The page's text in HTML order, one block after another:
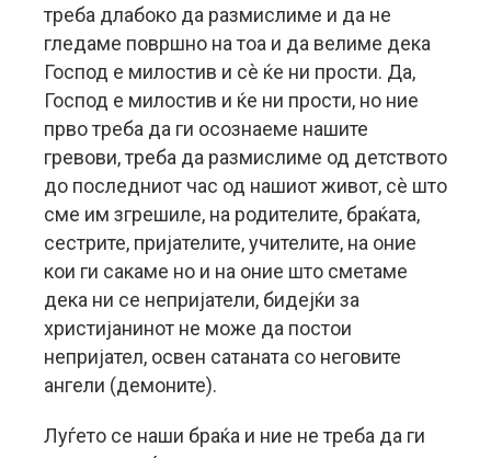
треба длабоко да размислиме и да не
гледаме површно на тоа и да велиме дека
Господ е милостив и сè ќе ни прости. Да,
Господ е милостив и ќе ни прости, но ние
прво треба да ги осознаеме нашите
гревови, треба да размислиме од детството
до последниот час од нашиот живот, сè што
сме им згрешиле, на родителите, браќата,
сестрите, пријателите, учителите, на оние
кои ги сакаме но и на оние што сметаме
дека ни се непријатели, бидејќи за
христијанинот не може да постои
непријател, освен сатаната со неговите
ангели (демоните).
Луѓето се наши браќа и ние не треба да ги